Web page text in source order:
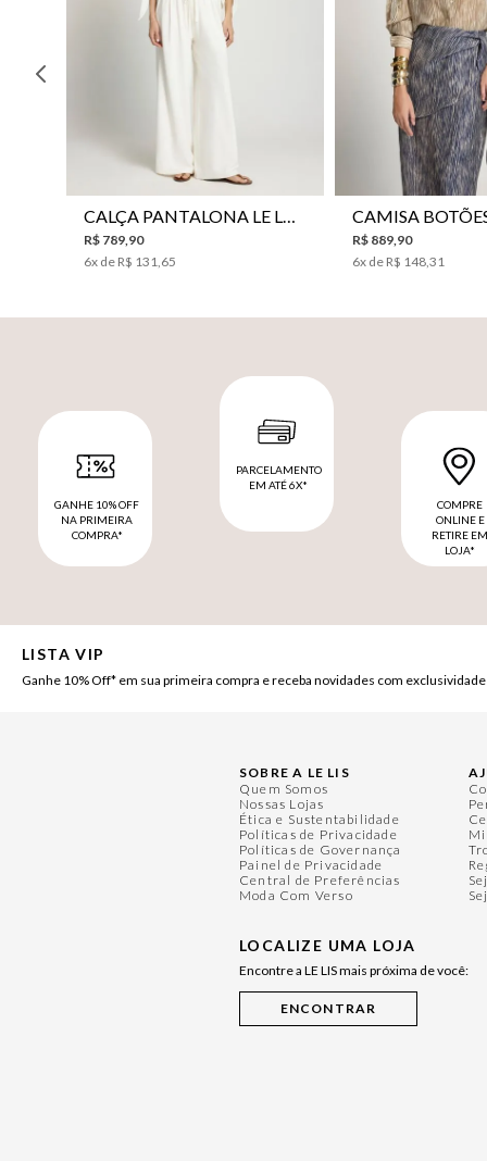
CALÇA PANTALONA LE LIS HORI FEMININA
R$ 789,90
6x de R$ 131,65
R$ 889,90
6x de R$ 148,31
GANHE 10% OFF
NA PRIMEIRA
COMPRA*
PARCELAMENTO
EM ATÉ 6X*
COMPRE
ONLINE E
RETIRE EM
LOJA*
LISTA VIP
Ganhe 10% Off* em sua primeira compra e receba novidades com exclusividade
SOBRE A LE LIS
Quem Somos
Nossas Lojas
Ética e Sustentabilidade
Políticas de Privacidade
Políticas de Governança
Painel de Privacidade
Central de Preferências
Moda Com Verso
LOCALIZE UMA LOJA
Encontre a LE LIS mais próxima de você: